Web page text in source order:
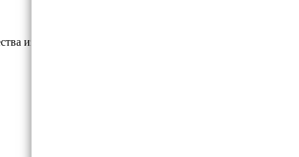
из монофиламентной нити.